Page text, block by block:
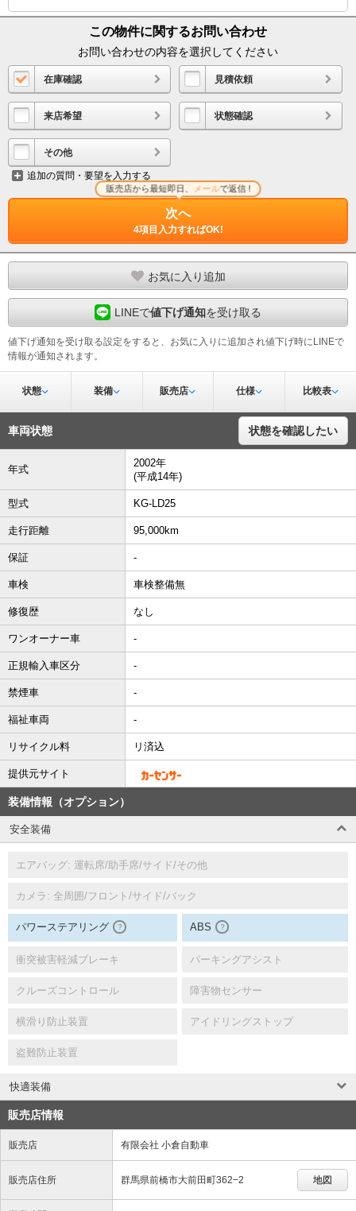
この物件に関するお問い合わせ
お問い合わせの内容を選択してください
在庫確認 見積依頼
来店希望 状態確認
その他
追加の質問・要望を入力する
次へ
4項目入力すればOK!
販売店から最短即日、 メールで返信 !
お気に入り追加
LINEで値下げ通知を受け取る
値下げ通知を受け取る設定をすると、お気に入りに追加され値下げ時にLINEで
情報が通知されます。
状態 装備 販売店 仕様 比較表
車両状態 状態を確認したい
年式
2002年
(平成14年)
型式 KG-LD25
走行距離 95,000km
保証 -
車検 車検整備無
修復歴 なし
ワンオーナー車 -
正規輸入車区分 -
禁煙車 -
福祉車両 -
リサイクル料 リ済込
提供元サイト
装備情報（オプション）
安全装備
エアバッグ: 運転席/助手席/サイド/その他
カメラ: 全周囲/フロント/サイド/バック
パワーステアリング ？ ABS ？
衝突被害軽減ブレーキ パーキングアシスト
クルーズコントロール 障害物センサー
横滑り防止装置 アイドリングストップ
盗難防止装置
快適装備
販売店情報
販売店 有限会社 小倉自動車
販売店住所 群馬県前橋市大前田町362−2 地図